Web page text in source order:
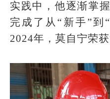
实践中，他逐渐掌
完成了从“新手”到
2024年，莫自宁荣获